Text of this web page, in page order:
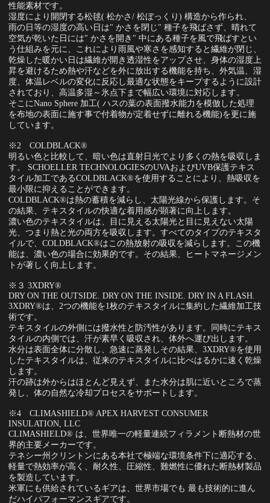
性能素材です。
湿度により開閉する松毬( 松かさ/ 松ぼっくり) 構造から作られ、
雨の日等の湿度の高い日は" かさを閉じ" 種子を飛ばさず、晴れて
空気が乾いた日には" かさを開き" 中にある種子を風で飛ばすとい
う仕組みを元に、これにより雨風や寒さを感知すると繊維が閉じ、
乾燥した暖かい日は繊維が開き透湿性をアップさせ、身体の湿度上
昇を避けるため熱や汗などを外に放出する機能を持ち、外気温、湿
度、体温レベルの変化に反応し最適な状態をキープするように設計
されており、高温多湿～氷点下まで幅広い環境に対応します。
そこにNano Sphere 加工( ハスの葉の表面撥水能力を模倣した処理
を布地の表面に施す事で付着物が定着せずに離れる機能)を更に施
しています。
※2 COLDBLACK®
明るい色と比較して、暗い色は直射日光でより多くの熱を吸収しま
す。 SCHOELLER TECHNOLOGIESのUVAおよびUVB保護テキス
タイル加工であるCOLDBLACK®を使用することにより、熱吸収を
最小限に抑えることができます。
COLDBLACK®は熱の蓄積を減らし、太陽光線から保護します。そ
の結果、テキスタイルの快適な着用感が顕著に向上します。
濃い色のテキスタイルは、目に見える太陽光と目に見えない太陽
光、つまり熱と光の両方を吸収します。すべてのタイプのテキスタ
イルで、COLDBLACK®はこの熱放射の吸収を減らします。この機
能は、濃い色の場合に効果的です。その結果、ヒートマネージメン
トが著しく向上します。
※３ 3XDRY®
DRY ON THE OUTSIDE. DRY ON THE INSIDE. DRY IN A FLASH.
3XDRY®は、2つの機能を1枚のテキスタイルに集約した繊維加工技
術です。
テキスタイルの外側には撥水性と防汚性があります。同時にテキス
タイルの内側では、汗が素早く吸収され、体外へ運び出します。
水分は表面全体に分散し、急速に蒸発しその結果、3XDRY®を使用
したテキスタイルは、従来のテキスタイルに比べはるかに速く乾燥
します。
汗の跡は外からはほとんど見えず、また水分は肌に近いところで蒸
発し、体の自然な冷却プロセスをサポートします。
※4 CLIMASHIELD® APEX HARVEST CONSUMER
INSULATION, LLC
CLIMASHIELD® は、世界唯一の軽量連続フィラメント断熱材の世
界的主要メーカーです。
テネシー州クリントンにある本社で極端な環境条件下に適応する、
軽量で熱効率が高く、耐久性、圧縮性、難燃性に優れた断熱材製品
を製造しています。
米軍にも供給されているギアは、世界市場でも 最も技術的に進ん
だハイパフォーマンスギアです。